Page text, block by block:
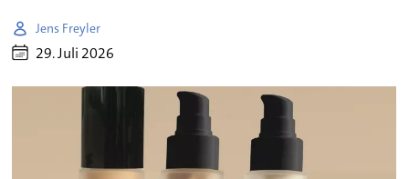
Jens Freyler
29. Juli 2026